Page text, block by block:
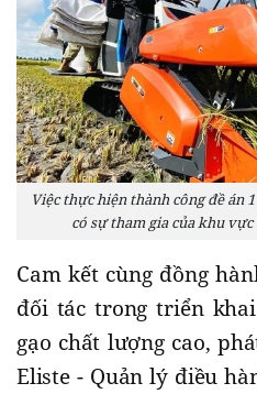
Việc thực hiện thành công đề án
có sự tham gia của khu
Cam kết cùng đồng
đối tác trong triển
gạo chất lượng cao,
Eliste - Quản lý điều